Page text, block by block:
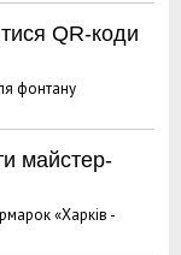
QR-коди
фонтану
майстер-
«Харків -